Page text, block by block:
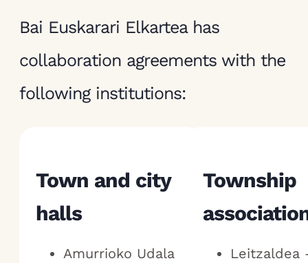
Bai Euskarari Elkartea has
collaboration agreements with the
following institutions:
Town and city
halls
Amurrioko Udala
Township
Leitzaldea